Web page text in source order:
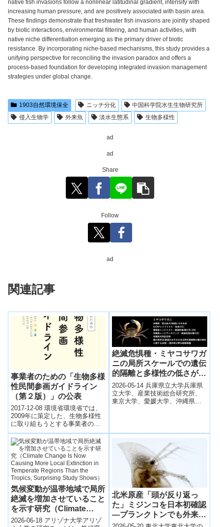
native fish invasions follow a nonlinear latitudinal gradient, intensify with
increasing human pressure, and are positively associated with basin area.
These findings demonstrate that freshwater fish invasions are jointly shaped
by biotic interactions, environmental filtering, and human activities, with
native niche differentiation emerging as the primary driver of biotic
resistance. By incorporating niche-based mechanisms, this study provides a
unifying perspective for reconciling the invasion paradox and offers a
process-based foundation for developing integrated invasion management
strategies under global change.
1903自然環境保全 ニッチ分化
中国科学院水生生物研究所
侵入生物学
外来魚 淡水生態系 生物多様性
ad
ad
Share
Follow
ad
関連記事
事業者のための「生物多様
性民間参画ガイドライン
（第２版）」の公表
2017-12-08 環境省環境省では、
2009年に策定した、生物多様性
に取り組もうとする事業者のた
めの「生物多様性民間参画ガイ
ドライン」を８年ぶりに改定
し、1...
絶滅危惧種・ミヤコサワガ
ニの局所スケールでの遺伝
的隔離と多様性の低さが明
らかに ―保全に向けた基
盤情報の提供に貢献―
2026-05-14 兵庫県立大学兵庫県
立大学、産業技術総合研究所、
東京大学、愛媛大学、沖縄県立
気候変動が温帯地域で局所
絶滅を増加させていること
を示す研究（Climate
Change Is Now Causing
2026-06-18 アリゾナ大学アリゾ
北米原産「頭が反り返っ
た」ミジンコを日本初確認
―プランクトンでも外来生
物の広がりを示唆 ―